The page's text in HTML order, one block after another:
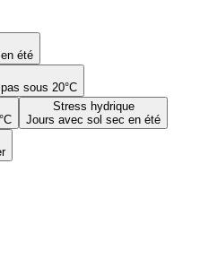
été
sous 20°C
Stress hydrique
Jours avec sol sec en été